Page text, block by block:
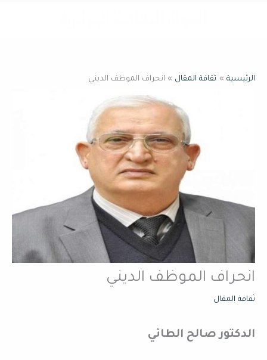
الرئيسية ثقافة المقال انحراف الموظف الديني
انحراف الموظف الديني
ثقافة المقال
الدكتور صالح الطائي